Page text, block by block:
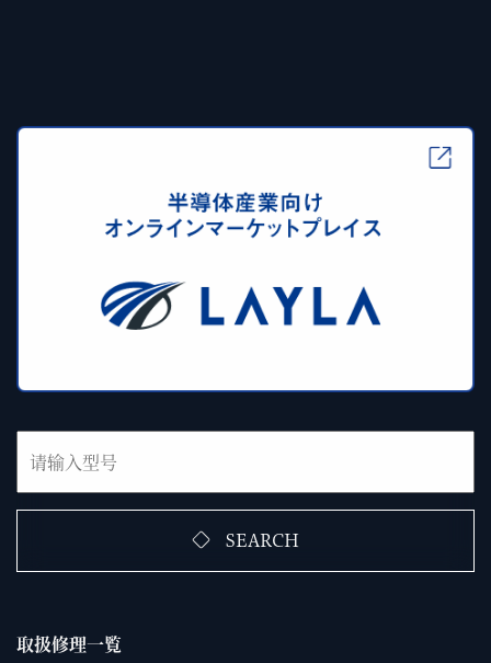
SEARCH
取扱修理一覧